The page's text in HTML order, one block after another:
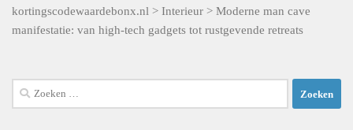
kortingscodewaardebonx.nl > Interieur > Moderne man cave
manifestatie: van high-tech gadgets tot rustgevende retreats
Zoeken
naar: